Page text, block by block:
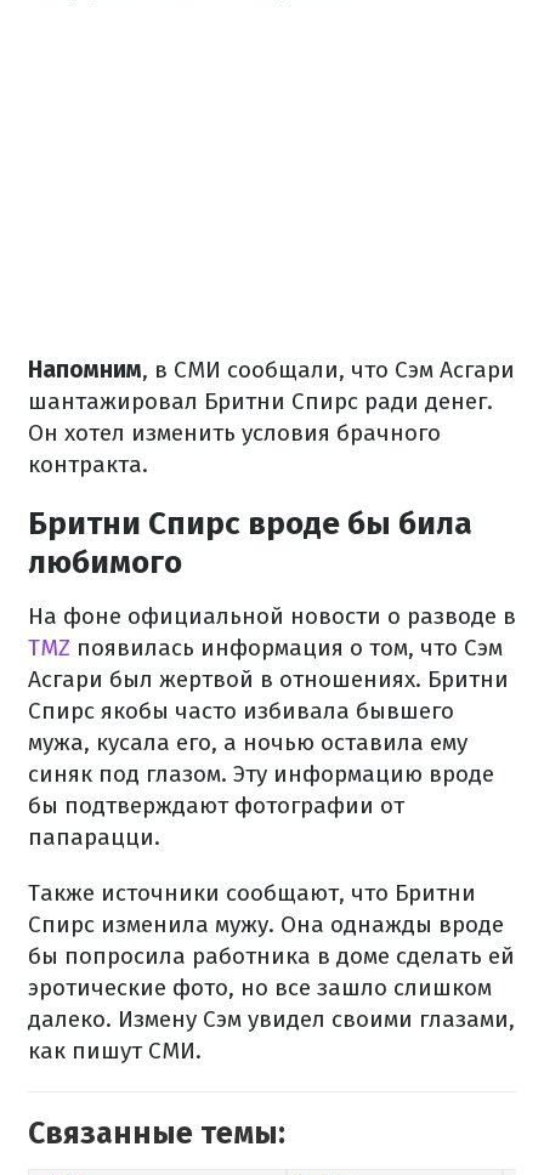
Напомним, в СМИ сообщали, что Сэм Асгари
шантажировал Бритни Спирс ради денег.
Он хотел изменить условия брачного
контракта.
Бритни Спирс вроде бы била
любимого
На фоне официальной новости о разводе в
TMZ появилась информация о том, что Сэм
Асгари был жертвой в отношениях. Бритни
Спирс якобы часто избивала бывшего
мужа, кусала его, а ночью оставила ему
синяк под глазом. Эту информацию вроде
бы подтверждают фотографии от
папарацци.
Также источники сообщают, что Бритни
Спирс изменила мужу. Она однажды вроде
бы попросила работника в доме сделать ей
эротические фото, но все зашло слишком
далеко. Измену Сэм увидел своими глазами,
как пишут СМИ.
Связанные темы: